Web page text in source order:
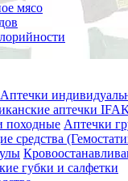
мясо
Аптечки
аптечки
походные Аптечки
средства
губки и салфетки